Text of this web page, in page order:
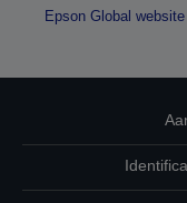
Epson Global website